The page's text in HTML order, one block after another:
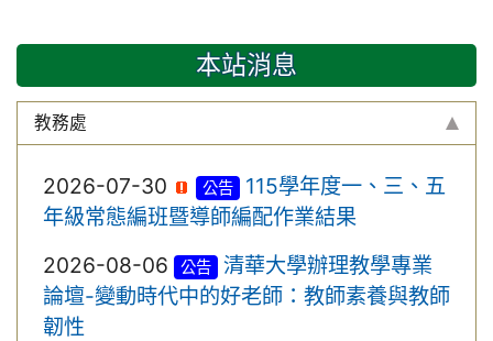
本站消息
教務處
2026-07-30 公告
115學年度一、三、五
年級常態編班暨導師編配作業結果
2026-08-06
公告
清華大學辦理教學專業
論壇-變動時代中的好老師：教師素養與教師
韌性